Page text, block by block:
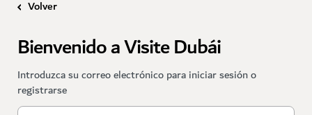
Volver
Bienvenido a Visite Dubái
Introduzca su correo electrónico para iniciar sesión o
registrarse